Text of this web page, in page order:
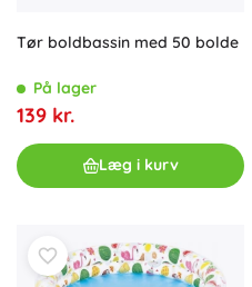
Tør boldbassin med 50 bolde
På lager
139 kr.
Læg i kurv